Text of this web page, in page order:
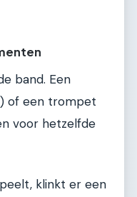
band. Een
of een trompet
voor hetzelfde
klinkt er een